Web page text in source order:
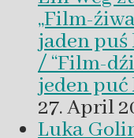
„Film-
jaden puś
/ “Film-
jeden puć
27. April
Luka